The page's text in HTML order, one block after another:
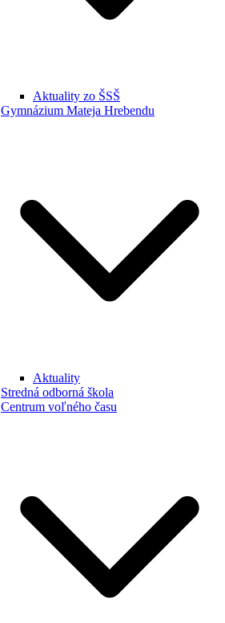
Aktuality zo ŠSŠ
Gymnázium Mateja Hrebendu
Aktuality
Stredná odborná škola
Centrum voľného času